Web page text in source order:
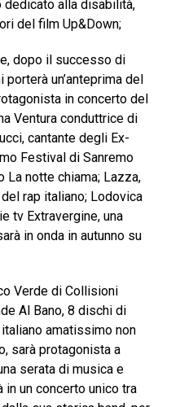
dedicato alla disabilità,
del film Up&Down;
dopo il successo di
un’anteprima del
in concerto del
Ventura conduttrice di
cantante degli Ex-
Festival di Sanremo
La notte chiama; Lazza,
rap italiano; Lodovica
tv Extravergine, una
in onda in autunno su
Verde di Collisioni
Al Bano, 8 dischi di
amatissimo non
sarà protagonista a
serata di musica e
un concerto unico tra